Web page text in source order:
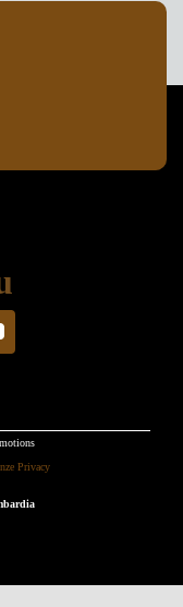
Privacy